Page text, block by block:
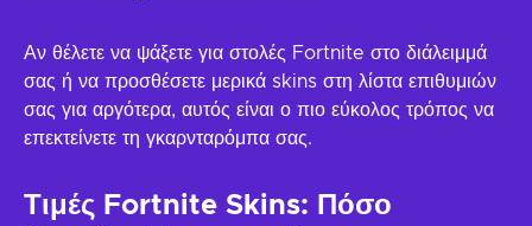
Αν θέλετε να ψάξετε για στολές Fortnite στο διάλειμμά
σας ή να προσθέσετε μερικά skins στη λίστα επιθυμιών
σας για αργότερα, αυτός είναι ο πιο εύκολος τρόπος να
επεκτείνετε τη γκαρνταρόμπα σας.
Τιμές Fortnite Skins: Πόσο